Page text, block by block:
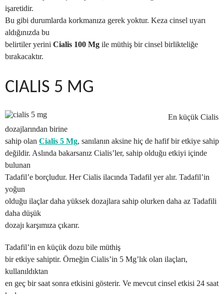
işaretidir.
Bu gibi durumlarda korkmanıza gerek yoktur. Keza cinsel uyarı
aldığınızda bu
belirtiler yerini Cialis 100 Mg ile müthiş bir cinsel birlikteliğe
bırakacaktır.
CIALIS 5 MG
En küçük Cialis
dozajlarından birine
sahip olan Cialis 5 Mg, sanılanın aksine hiç de hafif bir etkiye sahip
değildir. Aslında bakarsanız Cialis’ler, sahip olduğu etkiyi içinde
bulunan
Tadafil’e borçludur. Her Cialis ilacında Tadafil yer alır. Tadafil’in
yoğun
olduğu ilaçlar daha yüksek dozajlara sahip olurken daha az Tadafili
daha düşük
dozajı karşımıza çıkarır.
Tadafil’in en küçük dozu bile müthiş
bir etkiye sahiptir. Örneğin Cialis’in 5 Mg’lık olan ilaçları,
kullanıldıktan
en geç bir saat sonra etkisini gösterir. Ve mevcut cinsel etkisi 24 saat